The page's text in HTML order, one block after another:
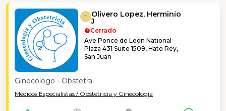
1 Olivero Lopez, Herminio
J
Cerrado
Ave Ponce de Leon National
Plaza 431 Suite 1509, Hato Rey,
San Juan
Ginecólogo - Obstetra.
Médicos Especialistas / Obstetricia y Ginecología